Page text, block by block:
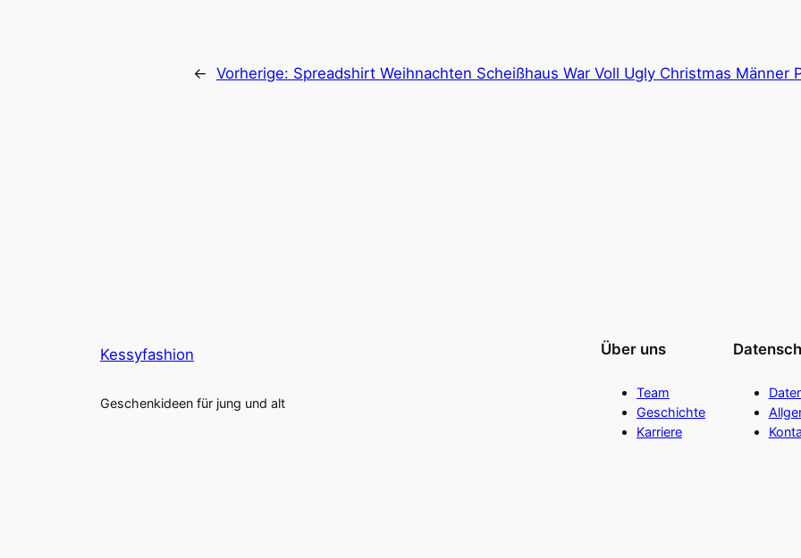
← Vorherige: Spreadshirt Weihnachten Scheißhaus War Voll Ugly Christmas Männer
Kessyfashion
Geschenkideen für jung und alt
Über uns
Team
Geschichte
Karriere